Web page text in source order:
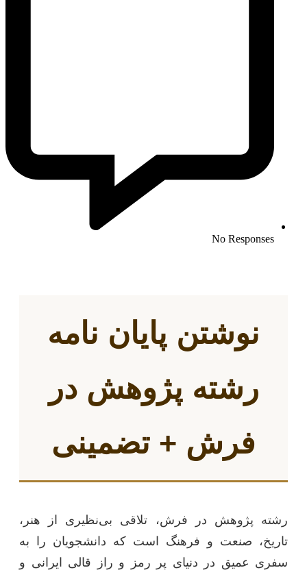
No Responses
نوشتن پایان نامه
رشته پژوهش در
فرش + تضمینی
رشته پژوهش در فرش، تلاقی بی‌نظیری از هنر،
تاریخ، صنعت و فرهنگ است که دانشجویان را به
سفری عمیق در دنیای پر رمز و راز قالی ایرانی و